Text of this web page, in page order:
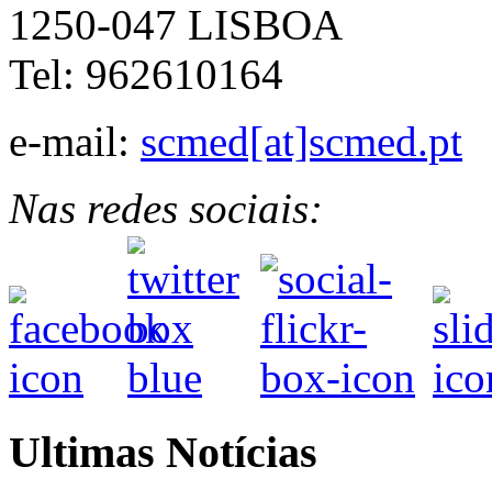
1250-047 LISBOA
Tel: 962610164
e-mail: scmed[at]scmed.pt
Nas redes sociais:
Ultimas Notícias